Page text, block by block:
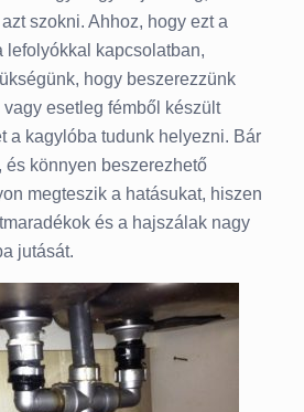
szokni. Ahhoz, hogy ezt a
lefolyókkal kapcsolatban,
hogy beszerezzünk
esetleg fémből készült
a kagylóba tudunk helyezni. Bár
és könnyen beszerezhető
megteszik a hatásukat, hiszen
és a hajszálak nagy
jutását.